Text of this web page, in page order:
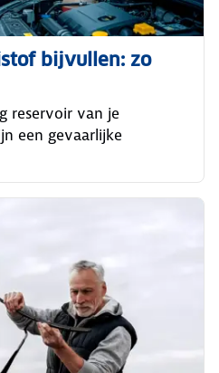
bijvullen: zo
reservoir van je
een gevaarlijke